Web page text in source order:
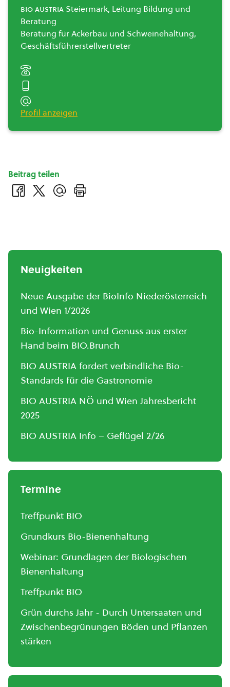
bio austria Steiermark, Leitung Bildung und
Beratung
Beratung für Ackerbau und Schweinehaltung,
Geschäftsführerstellvertreter
Profil anzeigen
Beitrag teilen
Neuigkeiten
Neue Ausgabe der BioInfo Niederösterreich
und Wien 1/2026
Bio-Information und Genuss aus erster
Hand beim BIO.Brunch
BIO AUSTRIA fordert verbindliche Bio-
Standards für die Gastronomie
BIO AUSTRIA NÖ und Wien Jahresbericht
2025
BIO AUSTRIA Info – Geflügel 2/26
Termine
Treffpunkt BIO
Grundkurs Bio-Bienenhaltung
Webinar: Grundlagen der Biologischen
Bienenhaltung
Treffpunkt BIO
Grün durchs Jahr - Durch Untersaaten und
Zwischenbegrünungen Böden und Pflanzen
stärken